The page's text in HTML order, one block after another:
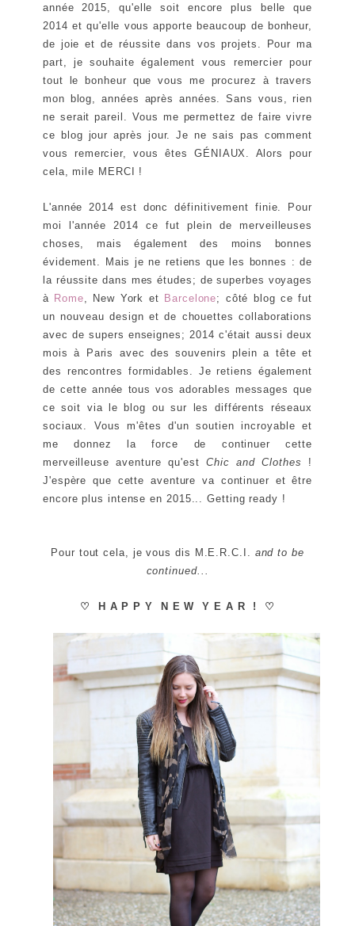
année 2015, qu'elle soit encore plus belle que
2014 et qu'elle vous apporte beaucoup de bonheur,
de joie et de réussite dans vos projets. Pour ma
part, je souhaite également vous remercier pour
tout le bonheur que vous me procurez à travers
mon blog, années après années. Sans vous, rien
ne serait pareil. Vous me permettez de faire vivre
ce blog jour après jour. Je ne sais pas comment
vous remercier, vous êtes GÉNIAUX. Alors pour
cela, mile MERCI !
L'année 2014 est donc définitivement finie. Pour
moi l'année 2014 ce fut plein de merveilleuses
choses, mais également des moins bonnes
évidement. Mais je ne retiens que les bonnes : de
la réussite dans mes études; de superbes voyages
à Rome , New York et Barcelone; côté blog ce fut
un nouveau design et de chouettes collaborations
avec de supers enseignes; 2014 c'était aussi deux
mois à Paris avec des souvenirs plein a tête et
des rencontres formidables. Je retiens également
de cette année tous vos adorables messages que
ce soit via le blog ou sur les différents réseaux
sociaux. Vous m'êtes d'un soutien incroyable et
me donnez la force de continuer cette
merveilleuse aventure qu'est Chic and Clothes !
J'espère que cette aventure va continuer et être
encore plus intense en 2015... Getting ready !
Pour tout cela, je vous dis M.E.R.C.I. and to be
continued...
♡ H A P P Y N E W Y E A R ! ♡